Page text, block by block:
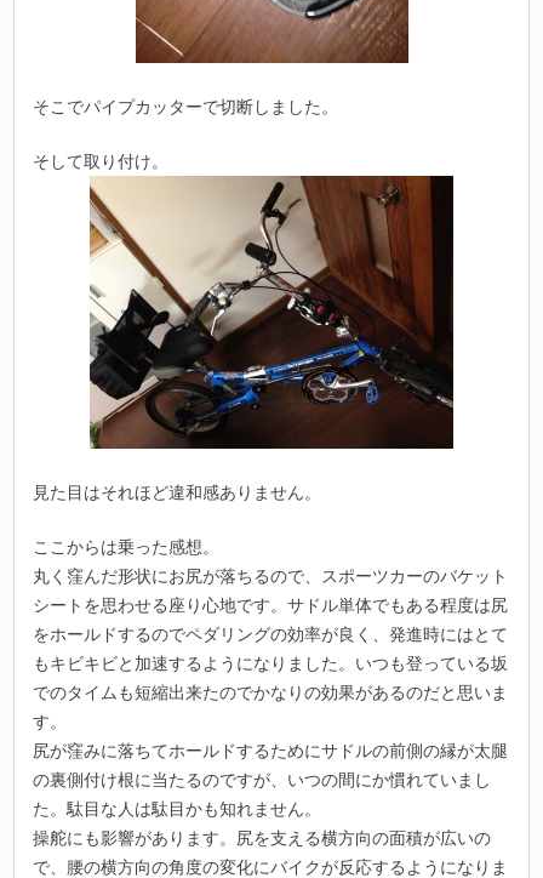
そこでパイプカッターで切断しました。
そして取り付け。
見た目はそれほど違和感ありません。
ここからは乗った感想。
丸く窪んだ形状にお尻が落ちるので、スポーツカーのバケット
シートを思わせる座り心地です。サドル単体でもある程度は尻
をホールドするのでペダリングの効率が良く、発進時にはとて
もキビキビと加速するようになりました。いつも登っている坂
でのタイムも短縮出来たのでかなりの効果があるのだと思いま
す。
尻が窪みに落ちてホールドするためにサドルの前側の縁が太腿
の裏側付け根に当たるのですが、いつの間にか慣れていまし
た。駄目な人は駄目かも知れません。
操舵にも影響があります。尻を支える横方向の面積が広いの
で、腰の横方向の角度の変化にバイクが反応するようになりま